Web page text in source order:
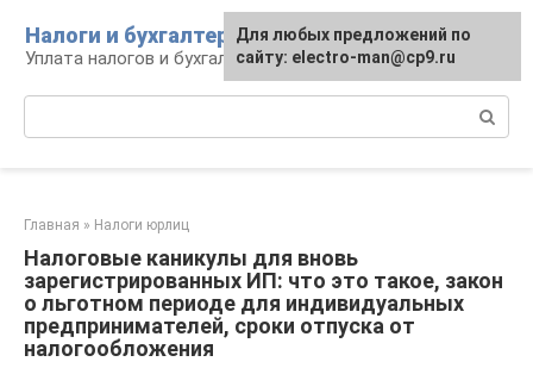
контенту
Налоги и бухгалтерия
Уплата налогов и бухгалтерская отчётность
Главная » Налоги юрлиц
Налоговые каникулы для вновь
зарегистрированных ИП: что это такое, закон
о льготном периоде для индивидуальных
предпринимателей, сроки отпуска от
налогообложения
Для любых предложений по
сайту: electro-man@cp9.ru